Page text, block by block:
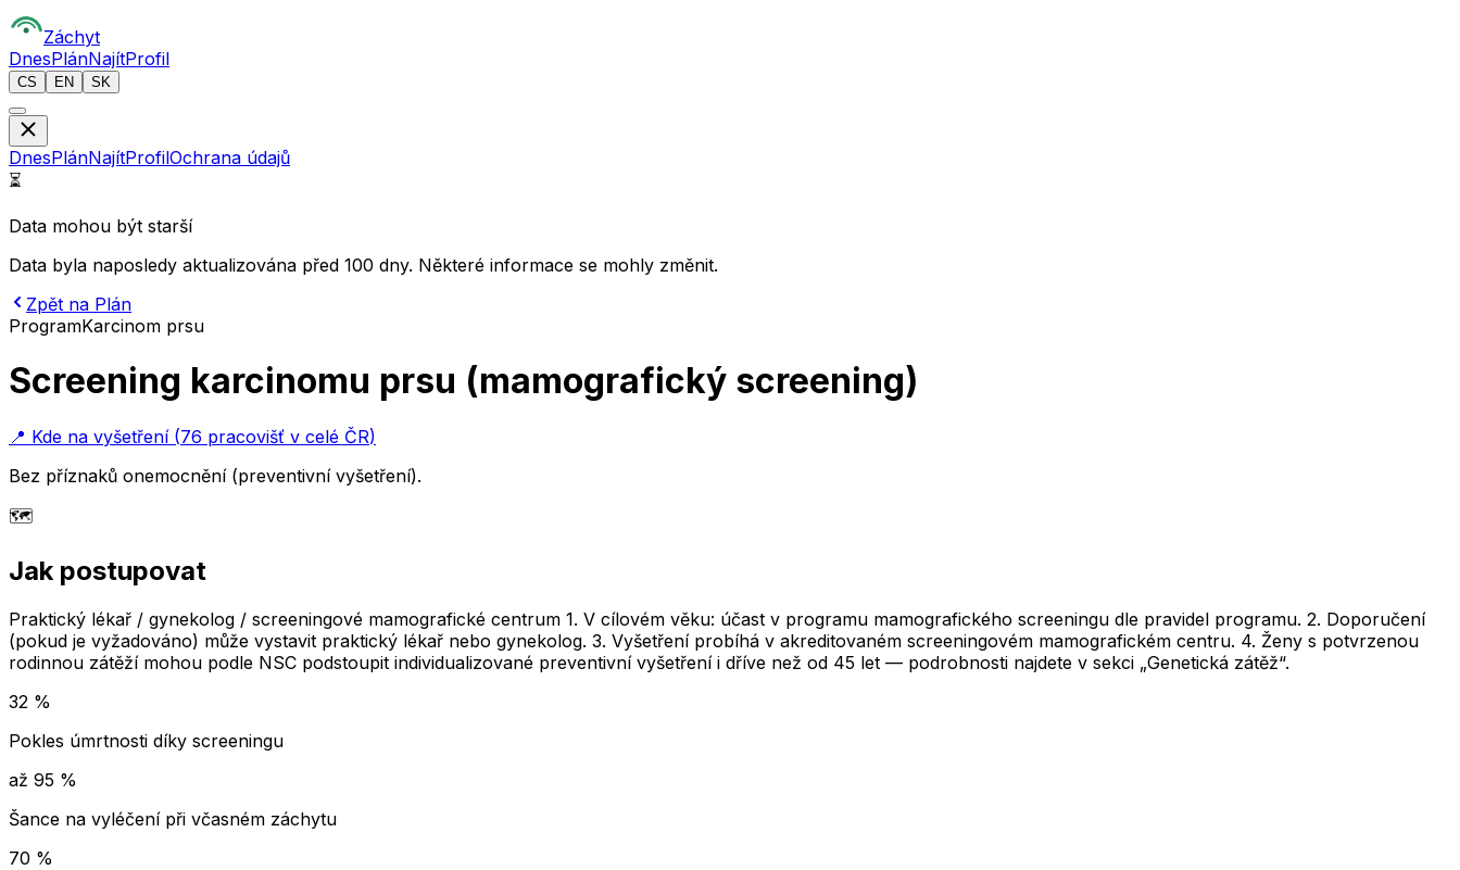
Záchyt
DnesPlánNajítProfil
CS EN SK
DnesPlánNajítProfilOchrana údajů
⏳
Data mohou být starší
Data byla naposledy aktualizována před 100 dny. Některé informace se mohly změnit.
Zpět na Plán
ProgramKarcinom prsu
Screening karcinomu prsu (mamografický screening)
📍 Kde na vyšetření(76 pracovišť v celé ČR)
Bez příznaků onemocnění (preventivní vyšetření).
🗺️
Jak postupovat
Praktický lékař / gynekolog / screeningové mamografické centrum 1. V cílovém věku: účast v programu mamografického screeningu dle pravidel programu. 2. Doporučení
(pokud je vyžadováno) může vystavit praktický lékař nebo gynekolog. 3. Vyšetření probíhá v akreditovaném screeningovém mamografickém centru. 4. Ženy s potvrzenou
rodinnou zátěží mohou podle NSC podstoupit individualizované preventivní vyšetření i dříve než od 45 let — podrobnosti najdete v sekci „Genetická zátěž“.
32 %
Pokles úmrtnosti díky screeningu
až 95 %
Šance na vyléčení při včasném záchytu
70 %